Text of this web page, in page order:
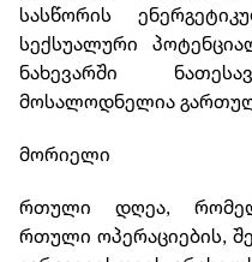
სასწორის
სექსუალური
ნახევარში
მოსალოდნელია
მორიელი
რთული დღეა,
რთული ოპერაციების,